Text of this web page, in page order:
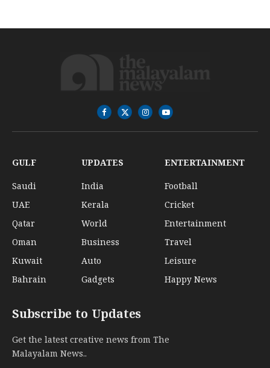
Facebook
X
(Twitter)
InstagramYouTube
GULF
Saudi
UAE
Qatar
Oman
Kuwait
Bahrain
UPDATES
India
Kerala
World
Business
Auto
Gadgets
ENTERTAINMENT
Football
Cricket
Entertainment
Travel
Leisure
Happy News
Subscribe to Updates
Get the latest creative news from The
Malayalam News..